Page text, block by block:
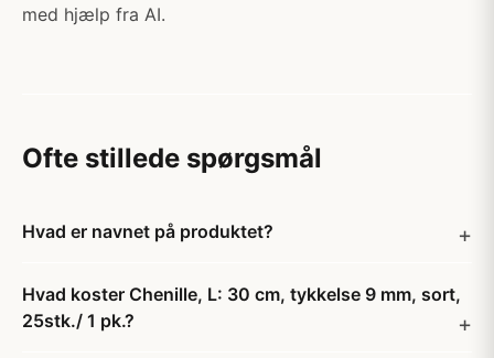
med hjælp fra AI.
Ofte stillede spørgsmål
Hvad er navnet på produktet?
Hvad koster Chenille, L: 30 cm, tykkelse 9 mm, sort,
25stk./ 1 pk.?